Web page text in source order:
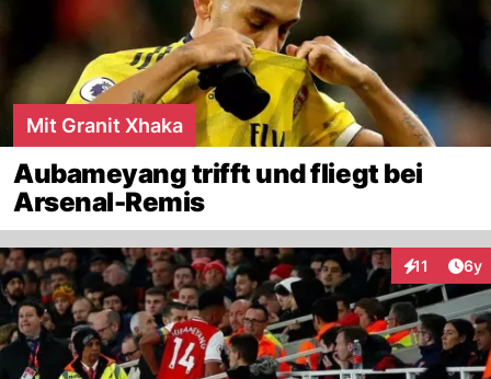
Mit Granit Xhaka
Aubameyang trifft und fliegt bei
Arsenal-Remis
11 6y